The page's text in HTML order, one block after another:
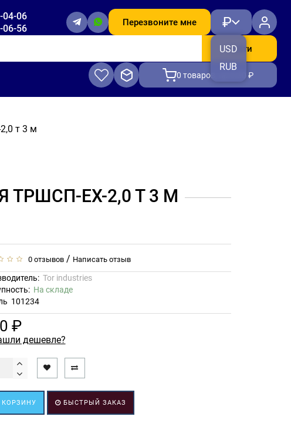
04-06
06-56
Перезвоните мне ₽
USD
RUB
Найти
0 товаров, на 0.00 ₽
т 3 м
ТРШСП-ЕХ-2,0 Т 3 М
0 отзывов / Написать отзыв
Tor industries
На складе
101234
₽
дешевле?
БЫСТРЫЙ ЗАКАЗ